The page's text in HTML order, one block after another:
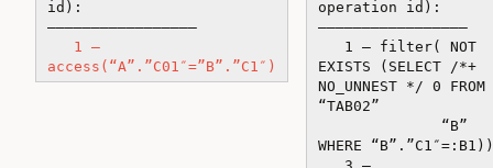
id):
—————————————————
1 –
access(“A”.”C01″=”B”.”C1″)
operation id):
—————————————————
1 – filter( NOT
EXISTS (SELECT /*+
NO_UNNEST */ 0 FROM
“TAB02”
“B”
WHERE “B”.”C1″=:B1))